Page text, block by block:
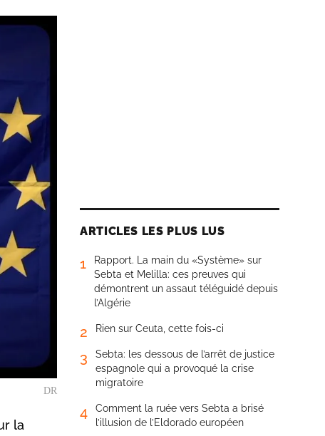
DR
la
ARTICLES LES PLUS LUS
1
Rapport. La main du «Système» sur
Sebta et Melilla: ces preuves qui
démontrent un assaut téléguidé depuis
l’Algérie
2 Rien sur Ceuta, cette fois-ci
3
Sebta: les dessous de l’arrêt de justice
espagnole qui a provoqué la crise
migratoire
4
Comment la ruée vers Sebta a brisé
l’illusion de l’Eldorado européen